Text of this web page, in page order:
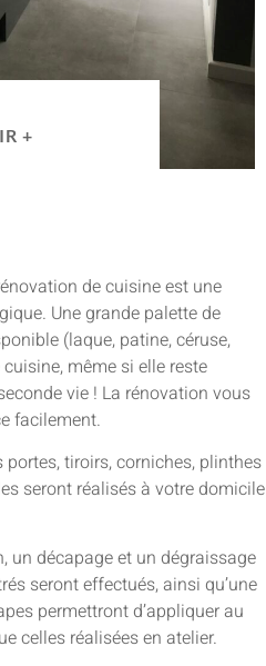
+
de cuisine est une
Une grande palette de
(laque, patine, céruse,
même si elle reste
vie ! La rénovation vous
facilement.
portes, tiroirs, corniches, plinthes
seront réalisés à votre domicile
un décapage et un dégraissage
seront effectués, ainsi qu’une
permettront d’appliquer au
celles réalisées en atelier.